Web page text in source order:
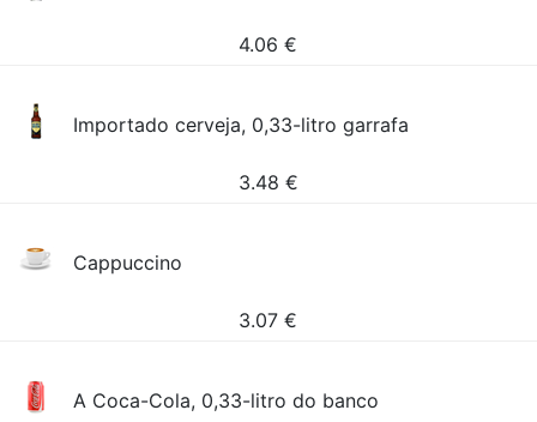
4.06 €
Importado cerveja, 0,33-litro garrafa
3.48 €
Cappuccino
3.07 €
A Coca-Cola, 0,33-litro do banco